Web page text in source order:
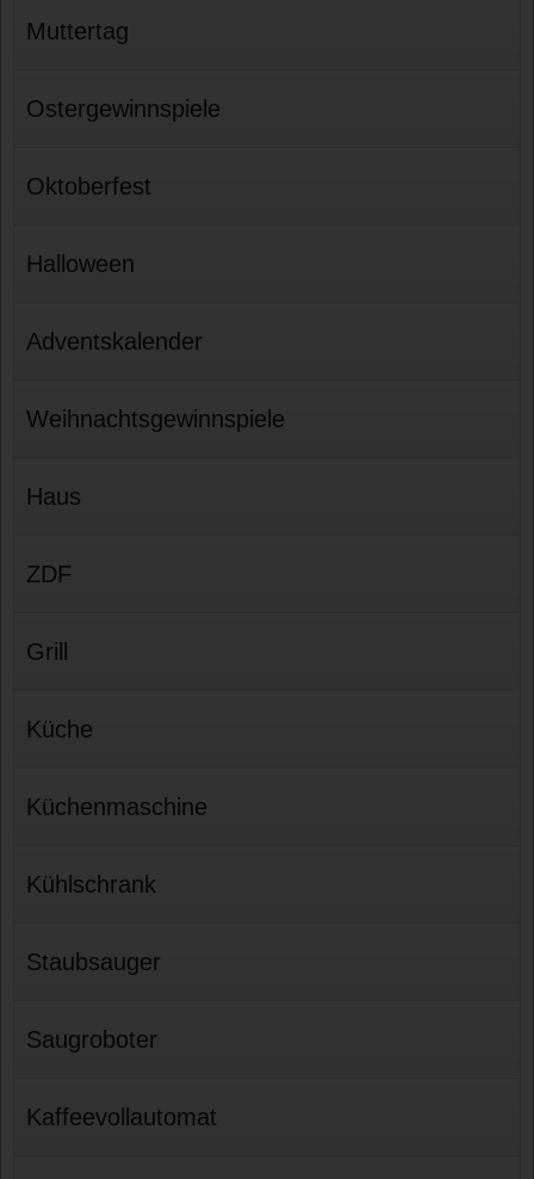
Muttertag
Ostergewinnspiele
Oktoberfest
Halloween
Adventskalender
Weihnachtsgewinnspiele
Haus
ZDF
Grill
Küche
Küchenmaschine
Kühlschrank
Staubsauger
Saugroboter
Kaffeevollautomat